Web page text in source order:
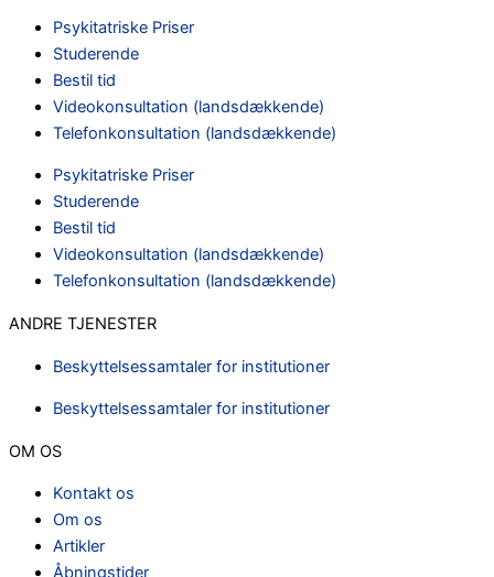
Psykitatriske Priser
Studerende
Bestil tid
Videokonsultation (landsdækkende)
Telefonkonsultation (landsdækkende)
Psykitatriske Priser
Studerende
Bestil tid
Videokonsultation (landsdækkende)
Telefonkonsultation (landsdækkende)
ANDRE TJENESTER
Beskyttelsessamtaler for institutioner
Beskyttelsessamtaler for institutioner
OM OS
Kontakt os
Om os
Artikler
Åbningstider